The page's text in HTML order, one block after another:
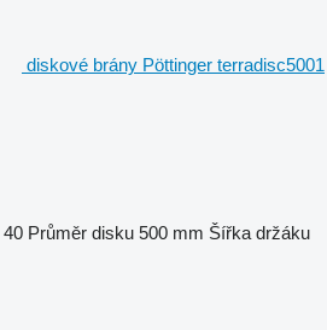
diskové brány Pöttinger terradisc5001
40 Průměr disku 500 mm Šířka držáku